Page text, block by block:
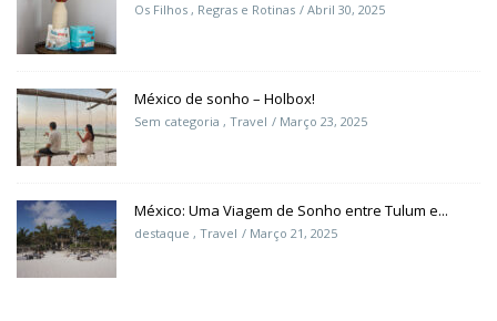
Os Filhos , Regras e Rotinas Abril 30, 2025
México de sonho – Holbox!
Sem categoria , Travel Março 23, 2025
México: Uma Viagem de Sonho entre Tulum e...
destaque , Travel Março 21, 2025